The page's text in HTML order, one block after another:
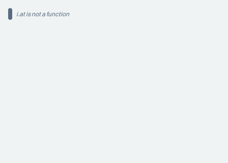
i.at is not a function